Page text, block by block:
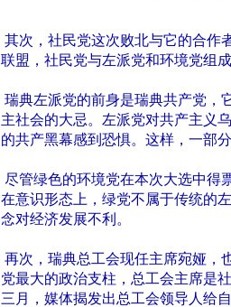
其次，社民党这次败北与它的合作
联盟，社民党与左派党和环境党组
瑞典左派党的前身是瑞典共产党，
主社会的大忌。左派党对共产主义
的共产黑幕感到恐惧。这样，一部
尽管绿色的环境党在本次大选中得
在意识形态上，绿党不属于传统的
念对经济发展不利。
再次，瑞典总工会现任主席宛娅，
党最大的政治支柱，总工会主席是
三月，媒体揭发出总工会领导人给